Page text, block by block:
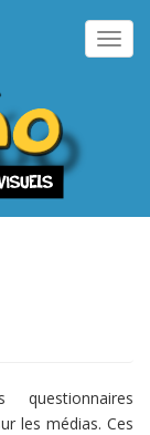
questionnaires
les médias. Ces